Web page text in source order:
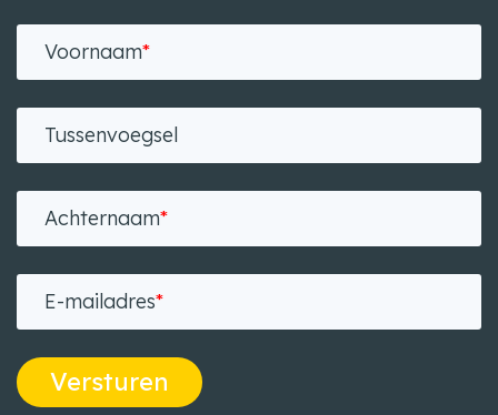
Voornaam*
Tussenvoegsel
Achternaam*
E-mailadres*
Versturen